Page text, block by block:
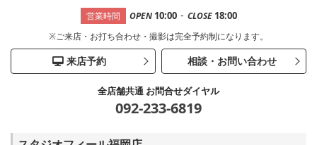
営業時間 OPEN 10:00 - CLOSE 18:00
※ご来店・お打ち合わせ・撮影は完全予約制になります。
来店予約 相談・お問い合わせ
全店舗共通 お問合せダイヤル
092-233-6819